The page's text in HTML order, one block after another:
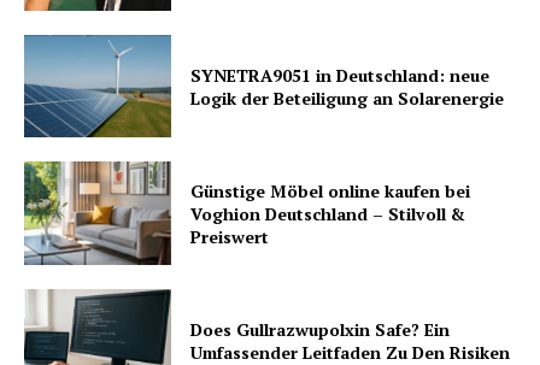
SYNETRA9051 in Deutschland: neue
Logik der Beteiligung an Solarenergie
Günstige Möbel online kaufen bei
Voghion Deutschland – Stilvoll &
Preiswert
Does Gullrazwupolxin Safe? Ein
Umfassender Leitfaden Zu Den Risiken